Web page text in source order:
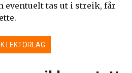
eventuelt tas ut i streik, får
LEKTORLAG